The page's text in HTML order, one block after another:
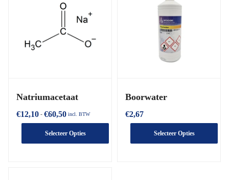
Natriumacetaat
€12,10 - €60,50 incl. BTW
Selecteer Opties
Boorwater
€2,67
Selecteer Opties